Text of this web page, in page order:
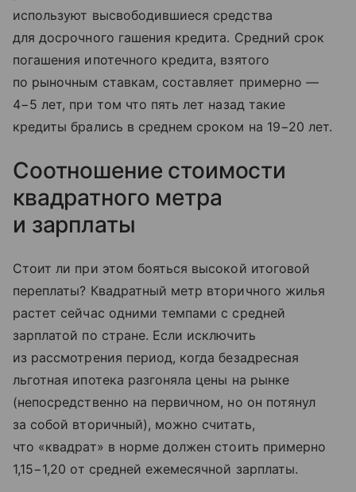
используют высвободившиеся средства
для досрочного гашения кредита. Cредний срок
погашения ипотечного кредита, взятого
по рыночным ставкам, составляет примерно —
4−5 лет, при том что пять лет назад такие
кредиты брались в среднем сроком на 19−20 лет.
Соотношение стоимости
квадратного метра
и зарплаты
Стоит ли при этом бояться высокой итоговой
переплаты? Квадратный метр вторичного жилья
растет сейчас одними темпами с средней
зарплатой по стране. Если исключить
из рассмотрения период, когда безадресная
льготная ипотека разгоняла цены на рынке
(непосредственно на первичном, но он потянул
за собой вторичный), можно считать,
что «квадрат» в норме должен стоить примерно
1,15−1,20 от средней ежемесячной зарплаты.